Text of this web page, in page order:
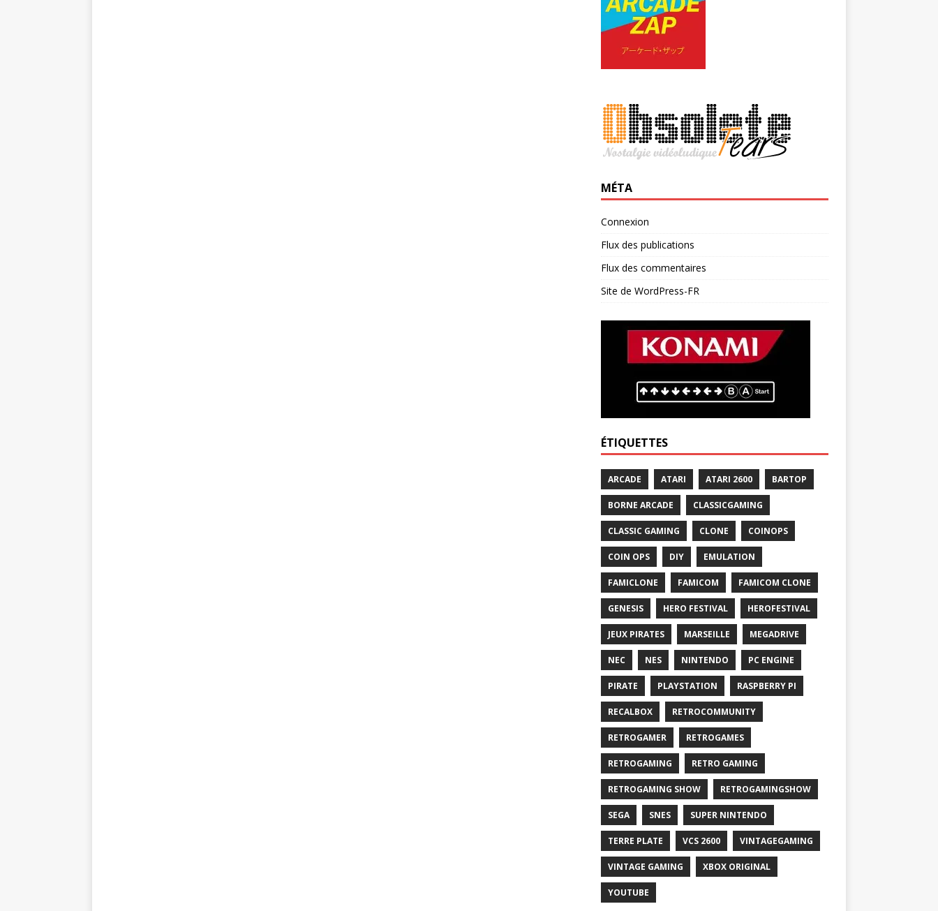
MÉTA
Connexion
Flux des publications
Flux des commentaires
Site de WordPress-FR
ÉTIQUETTES
ARCADE ATARI ATARI 2600 BARTOP
BORNE ARCADE CLASSICGAMING
CLASSIC GAMING CLONE COINOPS
COIN OPS DIY EMULATION
FAMICLONE FAMICOM FAMICOM CLONE
GENESIS HERO FESTIVAL HEROFESTIVAL
JEUX PIRATES MARSEILLE MEGADRIVE
NEC NES NINTENDO PC ENGINE
PIRATE PLAYSTATION RASPBERRY PI
RECALBOX RETROCOMMUNITY
RETROGAMER RETROGAMES
RETROGAMING RETRO GAMING
RETROGAMING SHOW RETROGAMINGSHOW
SEGA SNES SUPER NINTENDO
TERRE PLATE VCS 2600 VINTAGEGAMING
VINTAGE GAMING XBOX ORIGINAL
YOUTUBE